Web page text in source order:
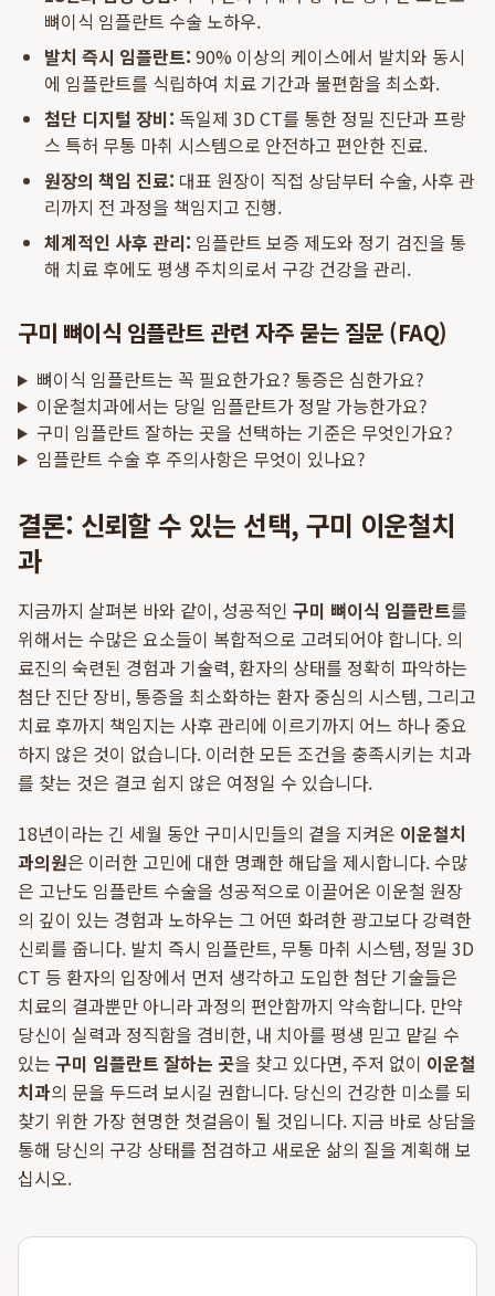
뼈이식 임플란트 수술 노하우.
발치 즉시 임플란트: 90% 이상의 케이스에서 발치와 동시
에 임플란트를 식립하여 치료 기간과 불편함을 최소화.
첨단 디지털 장비: 독일제 3D CT를 통한 정밀 진단과 프랑
스 특허 무통 마취 시스템으로 안전하고 편안한 진료.
원장의 책임 진료: 대표 원장이 직접 상담부터 수술, 사후 관
리까지 전 과정을 책임지고 진행.
체계적인 사후 관리: 임플란트 보증 제도와 정기 검진을 통
해 치료 후에도 평생 주치의로서 구강 건강을 관리.
구미 뼈이식 임플란트 관련 자주 묻는 질문 (FAQ)
뼈이식 임플란트는 꼭 필요한가요? 통증은 심한가요?
이운철치과에서는 당일 임플란트가 정말 가능한가요?
구미 임플란트 잘하는 곳을 선택하는 기준은 무엇인가요?
임플란트 수술 후 주의사항은 무엇이 있나요?
결론: 신뢰할 수 있는 선택, 구미 이운철치
과
지금까지 살펴본 바와 같이, 성공적인 구미 뼈이식 임플란트를
위해서는 수많은 요소들이 복합적으로 고려되어야 합니다. 의
료진의 숙련된 경험과 기술력, 환자의 상태를 정확히 파악하는
첨단 진단 장비, 통증을 최소화하는 환자 중심의 시스템, 그리고
치료 후까지 책임지는 사후 관리에 이르기까지 어느 하나 중요
하지 않은 것이 없습니다. 이러한 모든 조건을 충족시키는 치과
를 찾는 것은 결코 쉽지 않은 여정일 수 있습니다.
18년이라는 긴 세월 동안 구미시민들의 곁을 지켜온 이운철치
과의원은 이러한 고민에 대한 명쾌한 해답을 제시합니다. 수많
은 고난도 임플란트 수술을 성공적으로 이끌어온 이운철 원장
의 깊이 있는 경험과 노하우는 그 어떤 화려한 광고보다 강력한
신뢰를 줍니다. 발치 즉시 임플란트, 무통 마취 시스템, 정밀 3D
CT 등 환자의 입장에서 먼저 생각하고 도입한 첨단 기술들은
치료의 결과뿐만 아니라 과정의 편안함까지 약속합니다. 만약
당신이 실력과 정직함을 겸비한, 내 치아를 평생 믿고 맡길 수
있는 구미 임플란트 잘하는 곳을 찾고 있다면, 주저 없이 이운철
치과의 문을 두드려 보시길 권합니다. 당신의 건강한 미소를 되
찾기 위한 가장 현명한 첫걸음이 될 것입니다. 지금 바로 상담을
통해 당신의 구강 상태를 점검하고 새로운 삶의 질을 계획해 보
십시오.